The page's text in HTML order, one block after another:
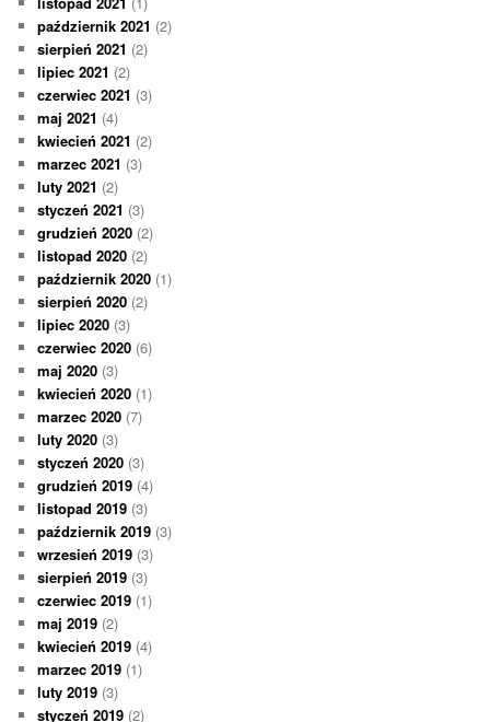
październik 2021 (2)
sierpień 2021 (2)
lipiec 2021 (2)
czerwiec 2021 (3)
maj 2021 (4)
kwiecień 2021 (2)
marzec 2021 (3)
luty 2021 (2)
styczeń 2021 (3)
grudzień 2020 (2)
listopad 2020 (2)
październik 2020 (1)
sierpień 2020 (2)
lipiec 2020 (3)
czerwiec 2020 (6)
maj 2020 (3)
kwiecień 2020 (1)
marzec 2020 (7)
luty 2020 (3)
styczeń 2020 (3)
grudzień 2019 (4)
listopad 2019 (3)
październik 2019 (3)
wrzesień 2019 (3)
sierpień 2019 (3)
czerwiec 2019 (1)
maj 2019 (2)
kwiecień 2019 (4)
marzec 2019 (1)
luty 2019 (3)
styczeń 2019 (2)